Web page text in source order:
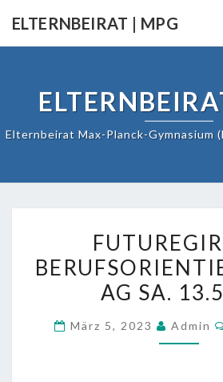
content
ELTERNBEIRAT | MPG
Elternbeirat Max-Planck-Gymnasium
–
SA.
AG SA.
März 5, 2023 Admin